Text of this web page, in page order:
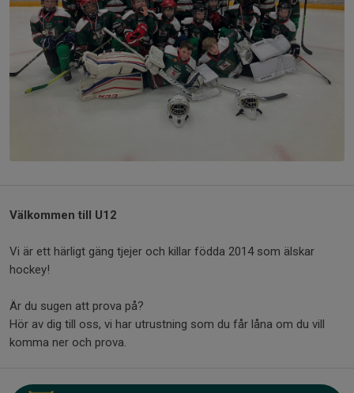
Välkommen till U12
Vi är ett härligt gäng tjejer och killar födda 2014 som älskar
hockey!
Är du sugen att prova på?
Hör av dig till oss, vi har utrustning som du får låna om du vill
komma ner och prova.